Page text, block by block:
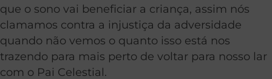
que o sono vai beneficiar a criança, assim nós
clamamos contra a injustiça da adversidade
quando não vemos o quanto isso está nos
trazendo para mais perto de voltar para nosso lar
com o Pai Celestial.